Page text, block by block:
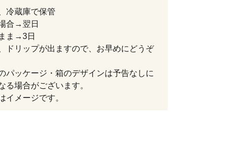
冷蔵庫で保管
合→翌日
ま→3日
ドリップが出ますので、お早めにどうぞ
パッケージ・箱のデザインは予告なしに
る場合がございます。
イメージです。